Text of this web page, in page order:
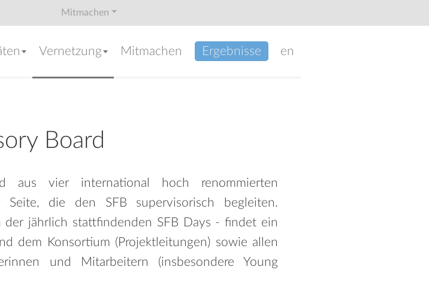
Mitmachen
Vernetzung Mitmachen Ergebnisse en
Board
aus vier international hoch renommierten
Seite, die den SFB supervisorisch begleiten.
jährlich stattfindenden SFB Days - findet ein
dem Konsortium (Projektleitungen) sowie allen
und Mitarbeitern (insbesondere Young